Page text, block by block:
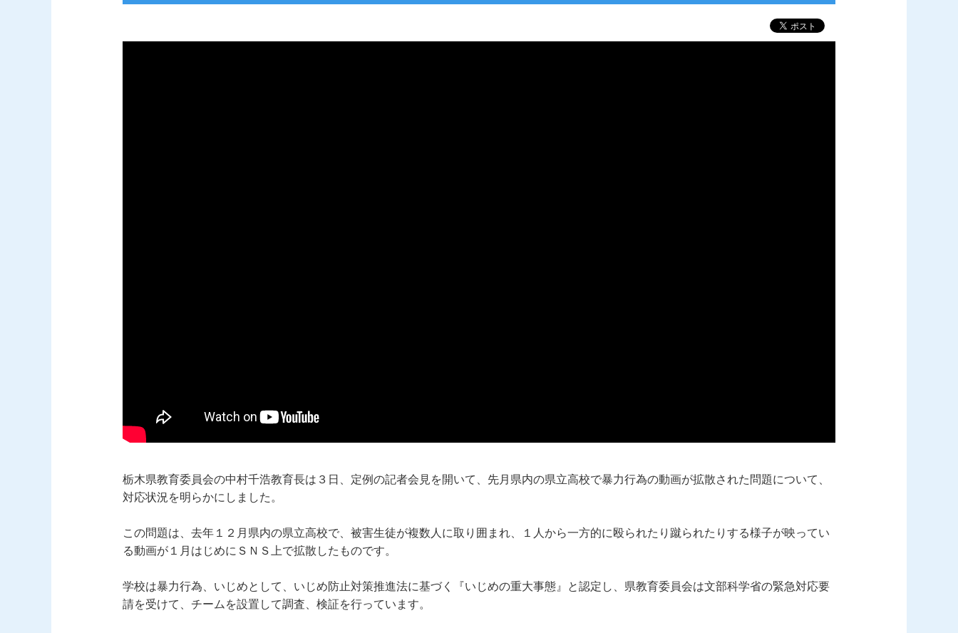
栃木県教育委員会の中村千浩教育長は３日、定例の記者会見を開いて、先月県内の県立高校で暴力行為の動画が拡散された問題について、
対応状況を明らかにしました。
この問題は、去年１２月県内の県立高校で、被害生徒が複数人に取り囲まれ、１人から一方的に殴られたり蹴られたりする様子が映ってい
る動画が１月はじめにＳＮＳ上で拡散したものです。
学校は暴力行為、いじめとして、いじめ防止対策推進法に基づく『いじめの重大事態』と認定し、県教育委員会は文部科学省の緊急対応要
請を受けて、チームを設置して調査、検証を行っています。